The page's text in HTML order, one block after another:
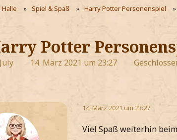
Spiel & Spaß Harry Potter Personenspiel
Potter
July 14. März 2021 um 23:27
14. März 2021 um 23:27
Viel Spaß weiterhin